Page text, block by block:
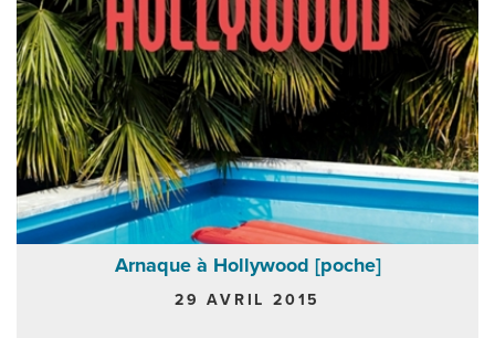
Arnaque à Hollywood [poche]
29 AVRIL 2015